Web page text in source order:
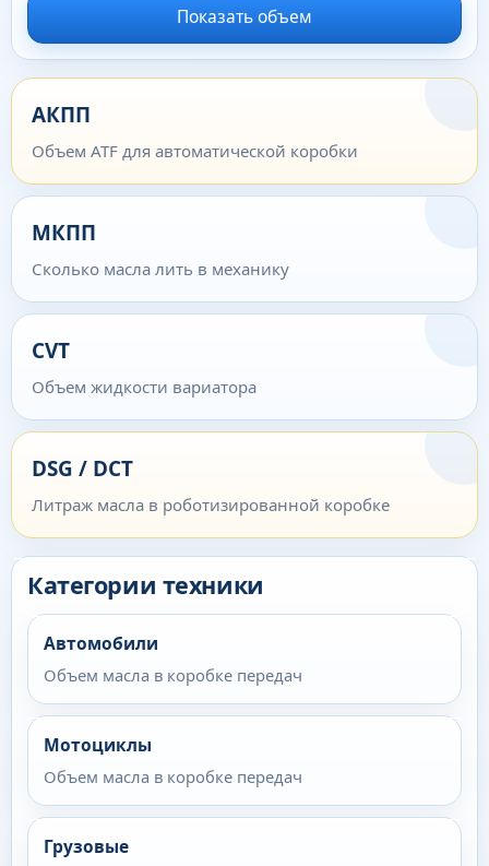
Показать объем
АКПП
Объем ATF для автоматической коробки
МКПП
Сколько масла лить в механику
CVT
Объем жидкости вариатора
DSG / DCT
Литраж масла в роботизированной коробке
Категории техники
Автомобили
Объем масла в коробке передач
Мотоциклы
Объем масла в коробке передач
Грузовые